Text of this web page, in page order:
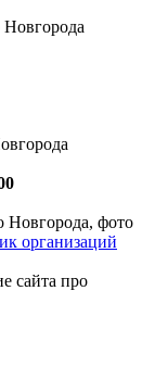
организаций
сайта про